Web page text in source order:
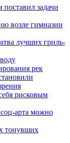
задачи
возле гимназии
лучших гриль-
рек
рисковым
арта можно
тонувших